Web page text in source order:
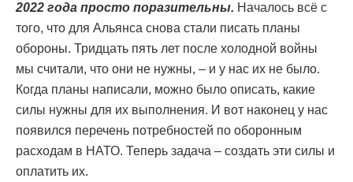
2022 года просто поразительны. Началось всё с
того, что для Альянса снова стали писать планы
обороны. Тридцать пять лет после холодной войны
мы считали, что они не нужны, – и у нас их не было.
Когда планы написали, можно было описать, какие
силы нужны для их выполнения. И вот наконец у нас
появился перечень потребностей по оборонным
расходам в НАТО. Теперь задача – создать эти силы и
оплатить их.